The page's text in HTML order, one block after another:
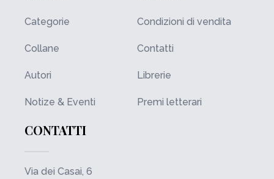
Categorie
Collane
Autori
Notize & Eventi
Condizioni di vendita
Contatti
Librerie
Premi letterari
CONTATTI
Via dei Casai, 6